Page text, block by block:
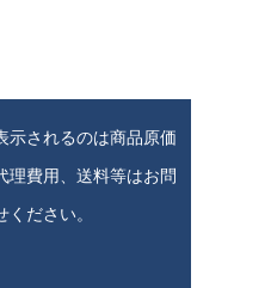
示されるのは商品原価
理費用、送料等はお問
ください。